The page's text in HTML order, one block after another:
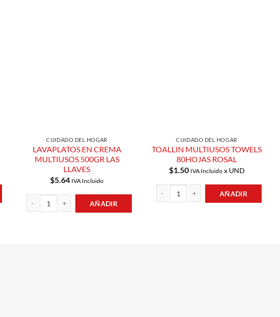
CUIDADO DEL HOGAR
LAVAPLATOS EN CREMA
MULTIUSOS 500GR LAS
LLAVES
$5.64 IVA Incluido
AÑADIR
CUIDADO DEL HOGAR
TOALLIN MULTIUSOS TOWELS
80HOJAS ROSAL
$1.50 IVA Incluidox UND
AÑADIR